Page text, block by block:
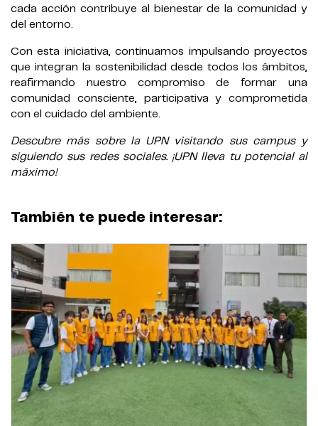
cada acción contribuye al bienestar de la comunidad y
del entorno.
Con esta iniciativa, continuamos impulsando proyectos
que integran la sostenibilidad desde todos los ámbitos,
reafirmando nuestro compromiso de formar una
comunidad consciente, participativa y comprometida
con el cuidado del ambiente.
Descubre más sobre la UPN visitando sus campus y
siguiendo sus redes sociales. ¡UPN lleva tu potencial al
máximo!
También te puede interesar: